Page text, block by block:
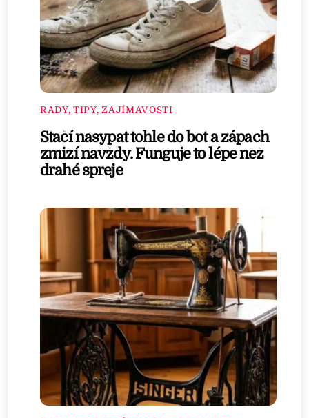
RADY, TIPY, ZAJÍMAVOSTI
Stačí nasypat tohle do bot a zápach
zmizí navždy. Funguje to lépe než
drahé spreje